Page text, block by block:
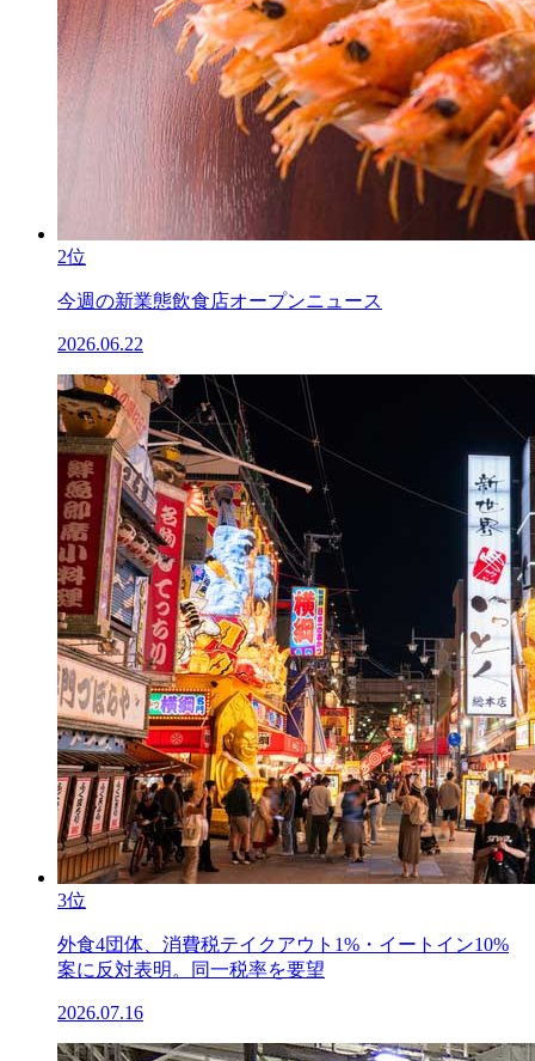
2位
今週の新業態飲食店オープンニュース
2026.06.22
3位
外食4団体、消費税テイクアウト1%・イートイン10%
案に反対表明。同一税率を要望
2026.07.16